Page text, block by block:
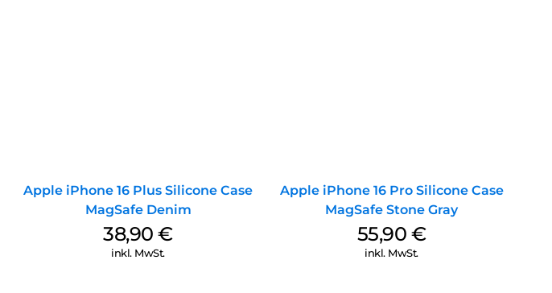
Apple iPhone 16 Plus Silicone Case
MagSafe Denim
38,90€
inkl. MwSt.
Apple iPhone 16 Pro Silicone Case
MagSafe Stone Gray
55,90 €
inkl. MwSt.